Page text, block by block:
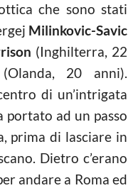
che sono stati
Milinkovic-Savic
(Inghilterra, 22
(Olanda, 20 anni).
di un’intrigata
portato ad un passo
prima di lasciare in
Dietro c’erano
andare a Roma ed